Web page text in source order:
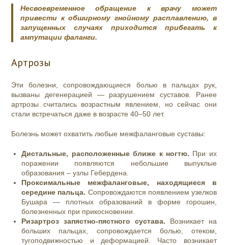
Несвоевременное обращение к врачу может
привести к обширному гнойному расплавлению, в
запущенных случаях приходится прибегать к
ампутации фаланги.
Артрозы
Эти болезни, сопровождающиеся болью в пальцах рук,
вызваны дегенерацией — разрушением суставов. Ранее
артрозы считались возрастным явлением, но сейчас они
стали встречаться даже в возрасте 40–50 лет.
Болезнь может охватить любые межфаланговые суставы:
Дистальные, расположенные ближе к ногтю. При их
поражении появляются небольшие выпуклые
образования – узлы Гебердена.
Проксимальные межфаланговые, находящиеся в
середине пальца. Сопровождаются появлением узелков
Бушара — плотных образований в форме горошин,
болезненных при прикосновении.
Ризартроз запястно-пястного сустава. Возникает на
больших пальцах, сопровождается болью, отеком,
тугоподвижностью и деформацией. Часто возникает